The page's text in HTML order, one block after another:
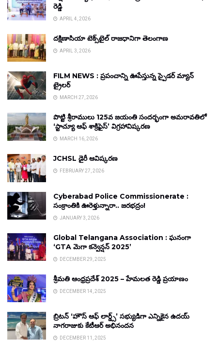
రెడ్డి
APRIL 4, 2026
దక్షిణాసియా టెక్స్‌టైల్ రాజధానిగా తెలంగాణ
APRIL 3, 2026
FILM NEWS : ప్రపంచాన్ని ఊపేస్తున్న స్పైడర్ మ్యాన్
ట్రైలర్
MARCH 27, 2026
పొట్టి శ్రీరాములు 125వ జయంతి సందర్భంగా అమరావతిలో
‘స్టాచ్యూ ఆఫ్ శాక్రిఫైస్’ విగ్రహావిష్కరణ
MARCH 16, 2026
JCHSL డైరీ ఆవిష్కరణ
FEBRUARY 27, 2026
Cyberabad Police Commissionerate :
సంక్రాంతికి ఊరెళ్తున్నారా.. జరభద్రం!
JANUARY 3, 2026
Global Telangana Association : ఘనంగా
‘GTA మెగా కన్వెన్షన్ 2025’
DECEMBER 29, 2025
శ్రీమతి ఆంధ్రప్రదేశ్ 2025 – హేమలత రెడ్డి ప్రయాణం
DECEMBER 14, 2025
బ్రిటన్ ‘హౌస్ ఆఫ్ లార్డ్స్’ సభ్యుడిగా ఎన్నికైన ఉదయ్
నాగరాజుకు కేటీఆర్ అభినందన
DECEMBER 11, 2025